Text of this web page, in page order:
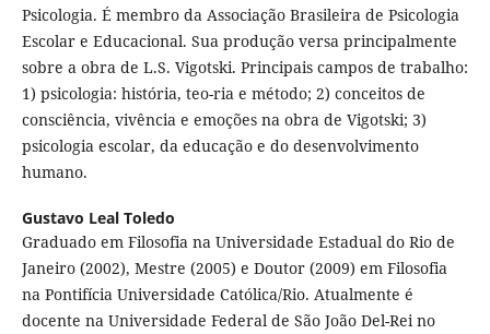
Psicologia. É membro da Associação Brasileira de Psicologia
Escolar e Educacional. Sua produção versa principalmente
sobre a obra de L.S. Vigotski. Principais campos de trabalho:
1) psicologia: história, teo-ria e método; 2) conceitos de
consciência, vivência e emoções na obra de Vigotski; 3)
psicologia escolar, da educação e do desenvolvimento
humano.
Gustavo Leal Toledo
Graduado em Filosofia na Universidade Estadual do Rio de
Janeiro (2002), Mestre (2005) e Doutor (2009) em Filosofia
na Pontifícia Universidade Católica/Rio. Atualmente é
docente na Universidade Federal de São João Del-Rei no